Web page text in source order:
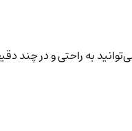
به راحتی و در چند